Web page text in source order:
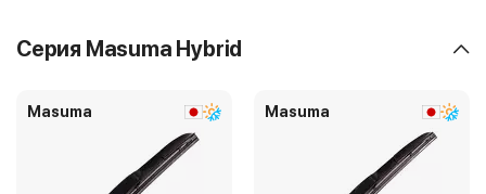
Серия Masuma Hybrid
Masuma Masuma